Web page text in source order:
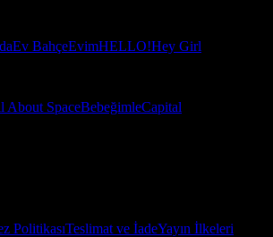
Ev BahçeEvimHELLO!Hey Girl
About SpaceBebeğimleCapital
PolitikasıTeslimat ve İadeYayın İlkeleri